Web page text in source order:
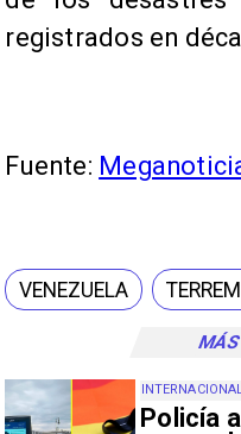
Policía
registrados en
Fuente:
VENEZUELA